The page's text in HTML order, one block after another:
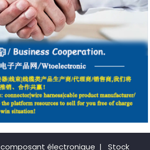
composant électronique | Stock